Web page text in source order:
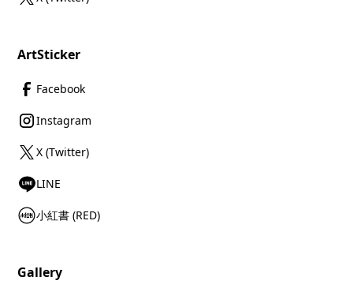
ArtSticker
Facebook
Instagram
X (Twitter)
LINE
小紅書 (RED)
Gallery